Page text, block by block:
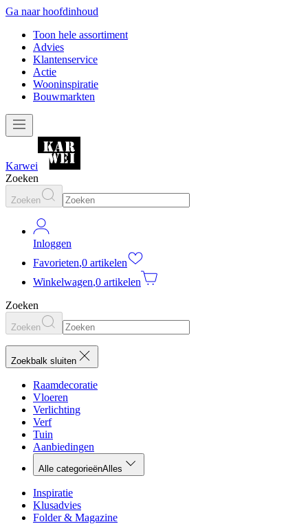
Ga naar hoofdinhoud
Toon hele assortiment
Advies
Klantenservice
Actie
Wooninspiratie
Bouwmarkten
Karwei
Zoeken
Zoeken
Inloggen
Favorieten,0 artikelen
Winkelwagen,0 artikelen
Zoeken
Zoeken
Zoekbalk sluiten
Raamdecoratie
Vloeren
Verlichting
Verf
Tuin
Aanbiedingen
Alle categorieënAlles
Inspiratie
Klusadvies
Folder & Magazine